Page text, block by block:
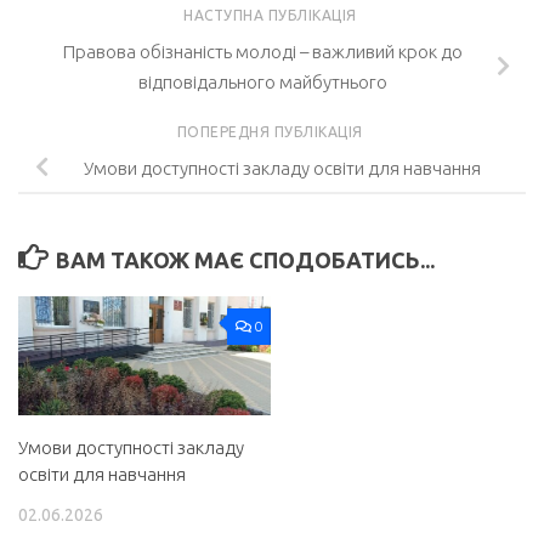
НАСТУПНА ПУБЛІКАЦІЯ
Правова обізнаність молоді – важливий крок до
відповідального майбутнього
ПОПЕРЕДНЯ ПУБЛІКАЦІЯ
Умови доступності закладу освіти для навчання
ВАМ ТАКОЖ МАЄ СПОДОБАТИСЬ...
0
Умови доступності закладу
освіти для навчання
02.06.2026